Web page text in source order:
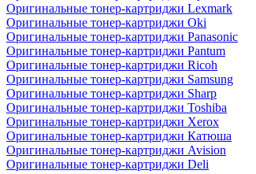
Оригинальные тонер-картриджи Lexmark
Оригинальные тонер-картриджи Oki
Оригинальные тонер-картриджи Panasonic
Оригинальные тонер-картриджи Pantum
Оригинальные тонер-картриджи Ricoh
Оригинальные тонер-картриджи Samsung
Оригинальные тонер-картриджи Sharp
Оригинальные тонер-картриджи Toshiba
Оригинальные тонер-картриджи Xerox
Оригинальные тонер-картриджи Катюша
Оригинальные тонер-картриджи Avision
Оригинальные тонер-картриджи Deli